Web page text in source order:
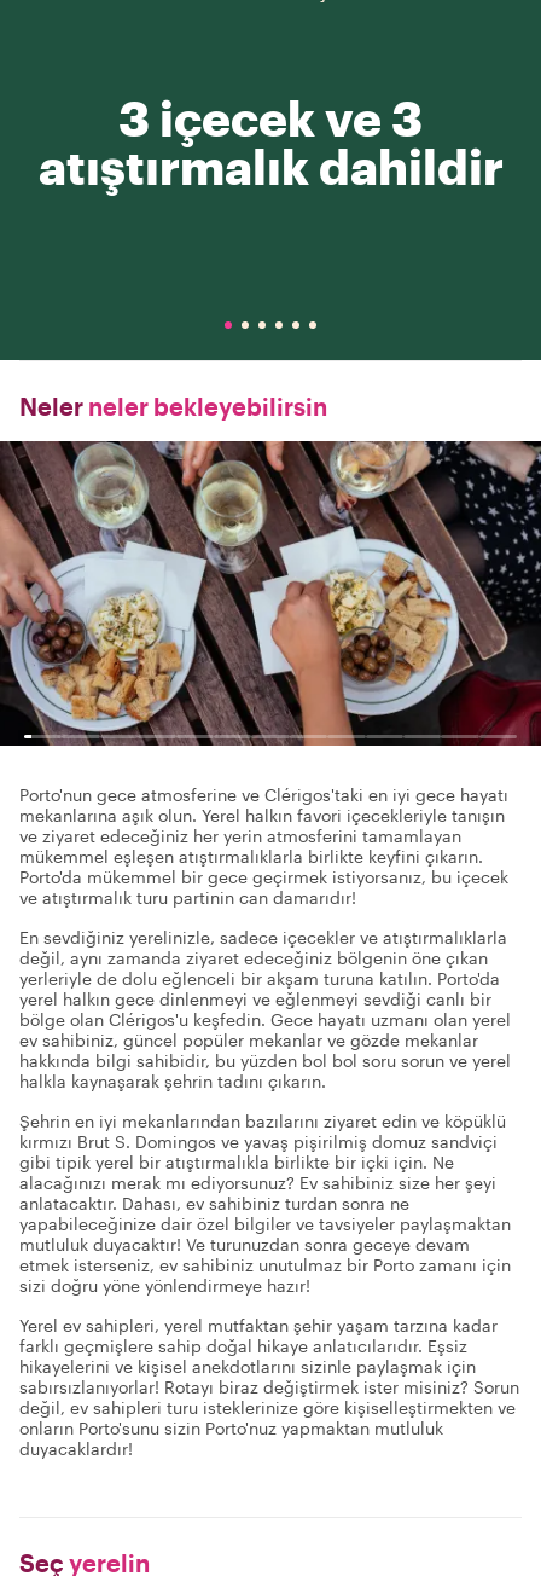
3 içecek ve 3
atıştırmalık dahildir
Neler neler bekleyebilirsin
Porto'nun gece atmosferine ve Clérigos'taki en iyi gece hayatı
mekanlarına aşık olun. Yerel halkın favori içecekleriyle tanışın
ve ziyaret edeceğiniz her yerin atmosferini tamamlayan
mükemmel eşleşen atıştırmalıklarla birlikte keyfini çıkarın.
Porto'da mükemmel bir gece geçirmek istiyorsanız, bu içecek
ve atıştırmalık turu partinin can damarıdır!
En sevdiğiniz yerelinizle, sadece içecekler ve atıştırmalıklarla
değil, aynı zamanda ziyaret edeceğiniz bölgenin öne çıkan
yerleriyle de dolu eğlenceli bir akşam turuna katılın. Porto'da
yerel halkın gece dinlenmeyi ve eğlenmeyi sevdiği canlı bir
bölge olan Clérigos'u keşfedin. Gece hayatı uzmanı olan yerel
ev sahibiniz, güncel popüler mekanlar ve gözde mekanlar
hakkında bilgi sahibidir, bu yüzden bol bol soru sorun ve yerel
halkla kaynaşarak şehrin tadını çıkarın.
Şehrin en iyi mekanlarından bazılarını ziyaret edin ve köpüklü
kırmızı Brut S. Domingos ve yavaş pişirilmiş domuz sandviçi
gibi tipik yerel bir atıştırmalıkla birlikte bir içki için. Ne
alacağınızı merak mı ediyorsunuz? Ev sahibiniz size her şeyi
anlatacaktır. Dahası, ev sahibiniz turdan sonra ne
yapabileceğinize dair özel bilgiler ve tavsiyeler paylaşmaktan
mutluluk duyacaktır! Ve turunuzdan sonra geceye devam
etmek isterseniz, ev sahibiniz unutulmaz bir Porto zamanı için
sizi doğru yöne yönlendirmeye hazır!
Yerel ev sahipleri, yerel mutfaktan şehir yaşam tarzına kadar
farklı geçmişlere sahip doğal hikaye anlatıcılarıdır. Eşsiz
hikayelerini ve kişisel anekdotlarını sizinle paylaşmak için
sabırsızlanıyorlar! Rotayı biraz değiştirmek ister misiniz? Sorun
değil, ev sahipleri turu isteklerinize göre kişiselleştirmekten ve
onların Porto'sunu sizin Porto'nuz yapmaktan mutluluk
duyacaklardır!
Seç yerelin